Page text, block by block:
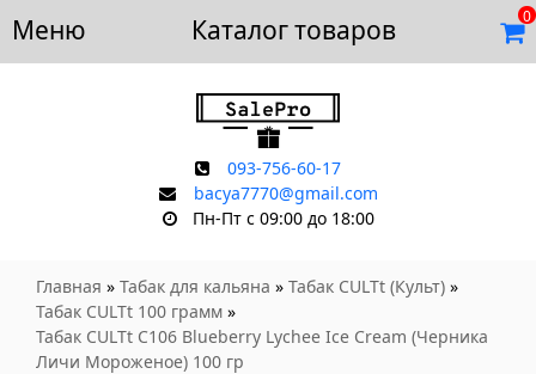
Меню Каталог товаров 0
Доставка и оплата Отзывы Скидки Контакты
093-756-60-17
bacya7770@gmail.com
Пн-Пт с 09:00 до 18:00
Главная » Табак для кальяна » Табак CULTt (Культ) »
Табак CULTt 100 грамм »
Табак CULTt C106 Blueberry Lychee Ice Cream (Черника
Личи Мороженое) 100 гр